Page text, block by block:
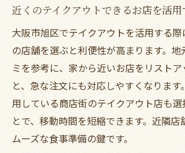
集
ト
テイクアウトで叶える快適なお盆
テイクアウトでお盆の食事会
秘密
みんなが喜ぶテイクアウト選び
お盆にテイクアウトを取り入れ
近くのテイクアウトできるお店を活
大阪市旭区でテイクアウトを活用する
の店舗を選ぶと利便性が高まります。地
ミを参考に、家から近いお店をリストア
と、急な注文にも対応しやすくなります
用している商店街のテイクアウト店も
とで、移動時間を短縮できます。近隣店
ムーズな食事準備の鍵です。